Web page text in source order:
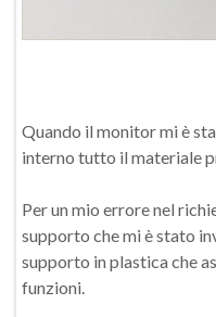
Quando il monitor mi è
interno tutto il materiale
Per un mio errore nel
supporto che mi è stato
supporto in plastica che
funzioni.